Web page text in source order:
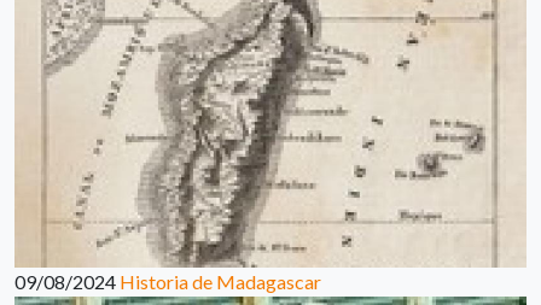
09/08/2024 Historia de Madagascar